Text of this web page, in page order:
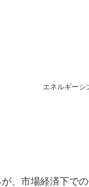
エネルギーシ
、市場経済下での